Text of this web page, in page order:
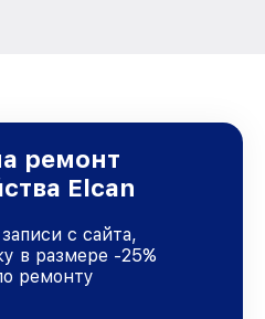
ремонт
Elcan
с сайта,
в размере -25%
ремонту